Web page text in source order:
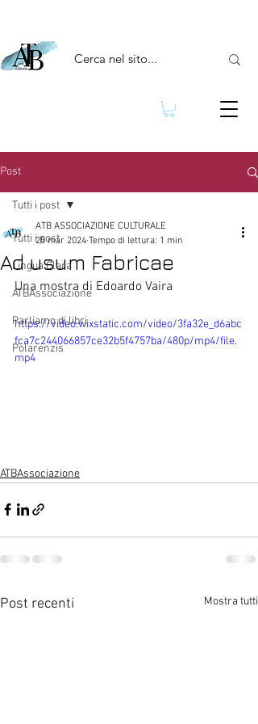
Post
Tutti i post
Lingua Clara
ATBAssociazione
Parliamo di libri
Polarenzis
Tutti i post
Ad usum Fabricae
ATB ASSOCIAZIONE CULTURALE
25 mar 2024 Tempo di lettura: 1 min
Una mostra di Edoardo Vaira
https://video.wixstatic.com/video/3fa32e_d6abc
fca7c244066857ce32b5f4757ba/480p/mp4/file.
mp4
ATBAssociazione
Post recenti Mostra tutti